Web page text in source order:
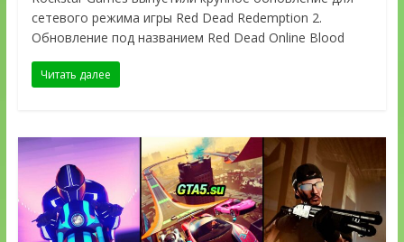
сетевого режима игры Red Dead Redemption 2.
Обновление под названием Red Dead Online Blood
Читать далее